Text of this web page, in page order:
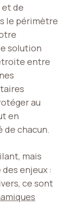
de
le périmètre
solution
entre
au
en
chacun.
mais
enjeux :
ce sont